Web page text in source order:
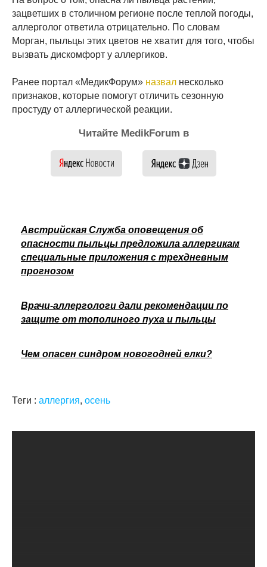
зацветших в столичном регионе после теплой погоды,
аллерголог ответила отрицательно. По словам
Морган, пыльцы этих цветов не хватит для того, чтобы
вызвать дискомфорт у аллергиков.
Ранее портал «МедикФорум» назвал несколько
признаков, которые помогут отличить сезонную
простуду от аллергической реакции.
Читайте MedikForum в
Австрийская Служба оповещения об
опасности пыльцы предложила аллергикам
специальные приложения с трехдневным
прогнозом
Врачи-аллергологи дали рекомендации по
защите от тополиного пуха и пыльцы
Чем опасен синдром новогодней елки?
Теги : аллергия, осень